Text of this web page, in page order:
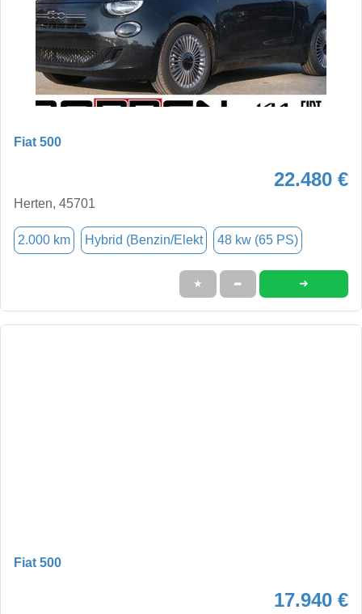
Fiat 500
22.480 €
Herten, 45701
2.000 km Hybrid (Benzin/Elekt 48 kw (65 PS)
★ ➦ ➜
Fiat 500
17.940 €